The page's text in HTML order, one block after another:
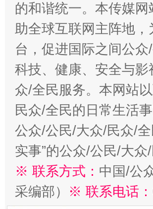
的和谐统一。本传媒
助全球互联网主阵地
台，促进国际之间公
科技、健康、安全与
众/全民服务。本网站
民众/全民的日常生活
公众/公民/大众/民众/
实事”的公众/公民/大
※ 联系方式： 中国/公
采编部） ※ 联系电话：